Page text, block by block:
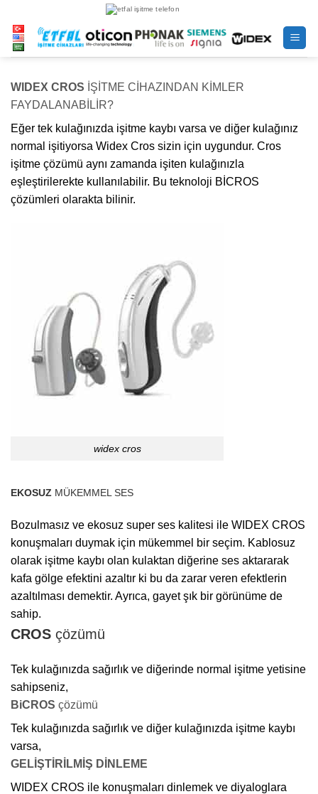
atla
WIDEX CROS İŞİTME CİHAZINDAN KİMLER
FAYDALANABİLİR?
Eğer tek kulağınızda işitme kaybı varsa ve diğer kulağınız
normal işitiyorsa Widex Cros sizin için uygundur. Cros
işitme çözümü aynı zamanda işiten kulağınızla
eşleştirilerekte kullanılabilir. Bu teknoloji BİCROS
çözümleri olarakta bilinir.
widex cros
EKOSUZ MÜKEMMEL SES
Bozulmasız ve ekosuz super ses kalitesi ile WIDEX CROS
konuşmaları duymak için mükemmel bir seçim. Kablosuz
olarak işitme kaybı olan kulaktan diğerine ses aktararak
kafa gölge efektini azaltır ki bu da zarar veren efektlerin
azaltılması demektir. Ayrıca, gayet şık bir görünüme de
sahip.
CROS çözümü
Tek kulağınızda sağırlık ve diğerinde normal işitme yetisine
sahipseniz,
BiCROS çözümü
Tek kulağınızda sağırlık ve diğer kulağınızda işitme kaybı
varsa,
GELİŞTİRİLMİŞ DİNLEME
WIDEX CROS ile konuşmaları dinlemek ve diyaloglara